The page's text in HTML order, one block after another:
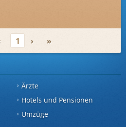
1 › »
Ärzte
Hotels und Pensionen
Umzüge